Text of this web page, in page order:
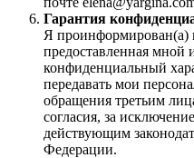
Гарантия
Я проинформирован(а)
предоставленная мной
конфиденциальный
передавать мои
обращения третьим
согласия, за
действующим
Федерации.